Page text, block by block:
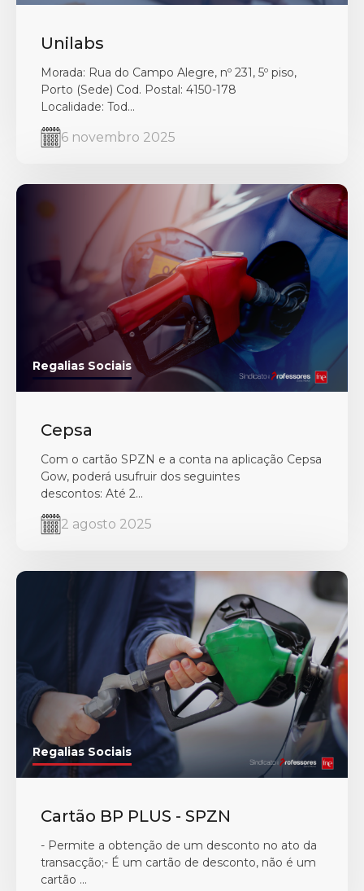
Unilabs
Morada: Rua do Campo Alegre, nº 231, 5º piso,
Porto (Sede) Cod. Postal: 4150-178
Localidade: Tod...
6 novembro 2025
Regalias Sociais
Cepsa
Com o cartão SPZN e a conta na aplicação Cepsa
Gow, poderá usufruir dos seguintes
descontos: Até 2...
2 agosto 2025
Regalias Sociais
Cartão BP PLUS - SPZN
- Permite a obtenção de um desconto no ato da
transacção;- É um cartão de desconto, não é um
cartão ...